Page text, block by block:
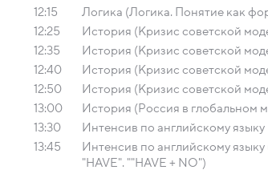
12:15
Логика (Логика. Понятие как
12:25
История (Кризис советской
12:35
История (Кризис советской
12:40
История (Кризис советской
12:50
История (Кризис советской
13:00
История (Россия в глобальном
13:30
Интенсив по английскому языку
13:45
Интенсив по английскому
"HAVE". ""HAVE + NO")